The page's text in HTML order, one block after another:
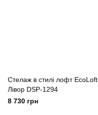
Стелаж в стилі лофт EcoLoft
Лівор DSP-1294
8 730 грн